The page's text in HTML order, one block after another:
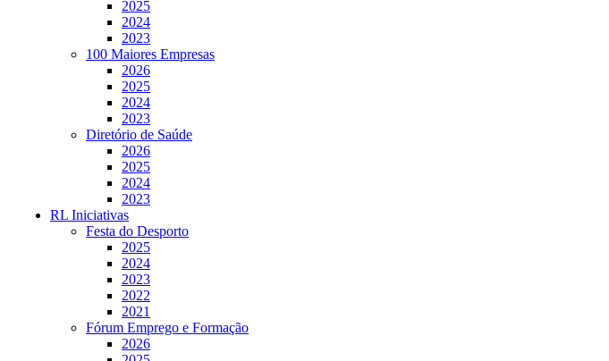
2025
2024
2023
100 Maiores Empresas
2026
2025
2024
2023
Diretório de Saúde
2026
2025
2024
2023
RL Iniciativas
Festa do Desporto
2025
2024
2023
2022
2021
Fórum Emprego e Formação
2026